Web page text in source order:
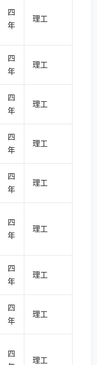
四
年
理工
四
年
理工
四
年
理工
四
年
理工
四
年
理工
四
年
理工
四
年
理工
四
年
理工
四
理工